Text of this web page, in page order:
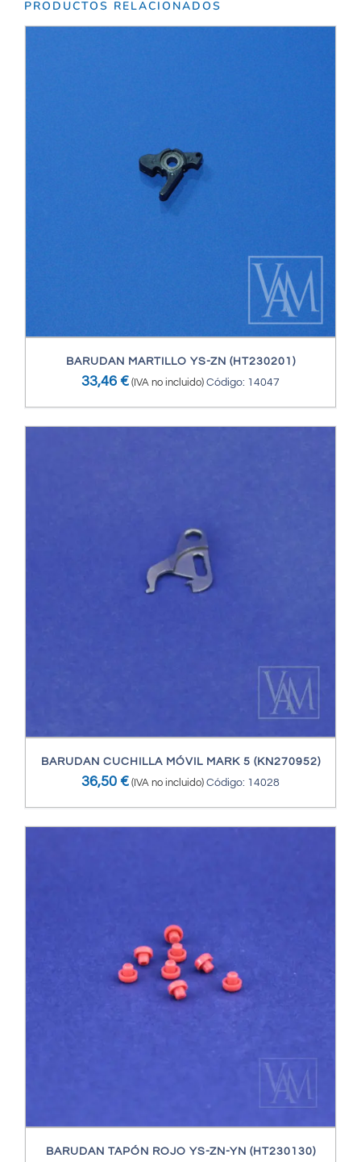
PRODUCTOS RELACIONADOS
BARUDAN MARTILLO YS-ZN (HT230201)
33,46 € (IVA no incluido) Código: 14047
BARUDAN CUCHILLA MÓVIL MARK 5 (KN270952)
36,50 € (IVA no incluido) Código: 14028
BARUDAN TAPÓN ROJO YS-ZN-YN (HT230130)